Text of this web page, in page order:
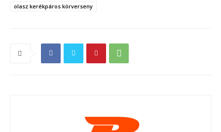
olasz kerékpáros körverseny